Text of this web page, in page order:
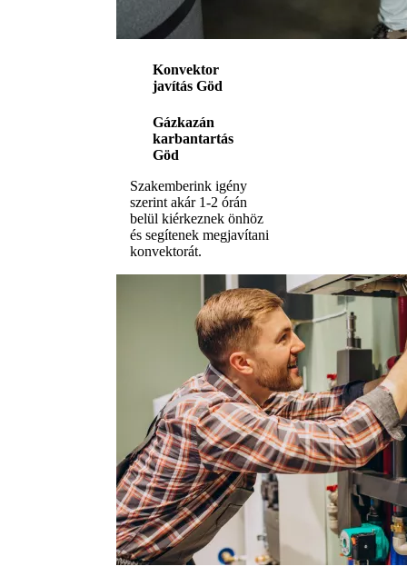
Konvektor
javítás Göd
Gázkazán
karbantartás
Göd
Szakemberink igény
szerint akár 1-2 órán
belül kiérkeznek önhöz
és segítenek megjavítani
konvektorát.